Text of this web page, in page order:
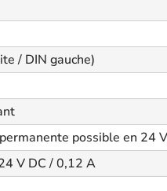
/ DIN gauche)
possible en 24
V DC / 0,12 A